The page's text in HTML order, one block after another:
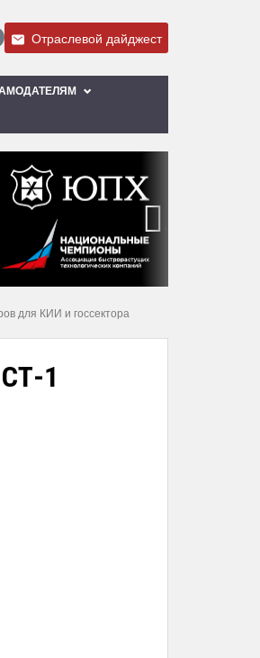
Отраслевой дайджест
для КИИ и госсектора
1